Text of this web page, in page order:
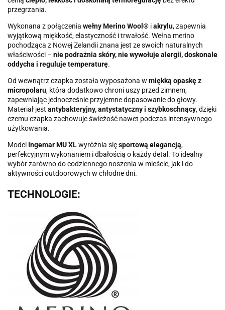
przegrzania.
Wykonana z połączenia wełny Merino Wool® iakrylu, zapewnia
wyjątkową miękkość, elastyczność i trwałość. Wełna merino
pochodząca z Nowej Zelandii znana jest ze swoich naturalnych
właściwości – nie podrażnia skóry, nie wywołuje alergii, doskonale
oddycha i reguluje temperaturę.
Od wewnątrz czapka została wyposażona w miękką opaskę z
micropolaru, która dodatkowo chroni uszy przed zimnem,
zapewniając jednocześnie przyjemne dopasowanie do głowy.
Materiał jest antybakteryjny, antystatyczny i szybkoschnący, dzięki
czemu czapka zachowuje świeżość nawet podczas intensywnego
użytkowania.
Model Ingemar MU XLwyróżnia sięsportową elegancją,
perfekcyjnym wykonaniem i dbałością o każdy detal. To idealny
wybór zarówno do codziennego noszenia w mieście, jak i do
aktywności outdoorowych w chłodne dni.
TECHNOLOGIE: